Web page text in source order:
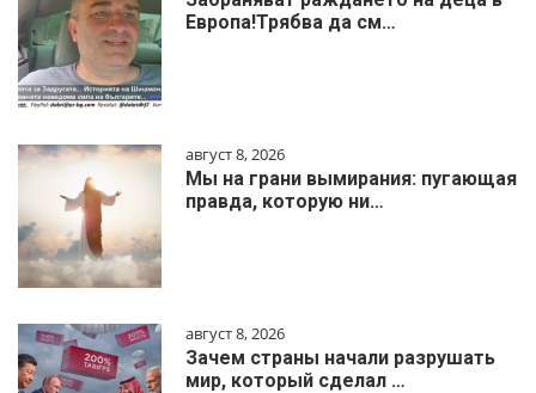
Европа!Трябва да см…
август 8, 2026
Мы на грани вымирания: пугающая
правда, которую ни…
август 8, 2026
Зачем страны начали разрушать
мир, который сделал …